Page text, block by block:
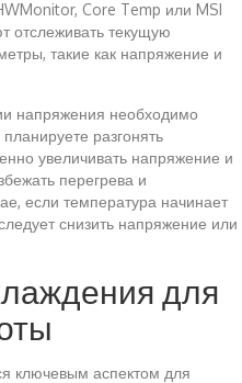
Core Temp или MSI
отслеживать текущую
такие как напряжение и
напряжения необходимо
разгонять
увеличивать напряжение и
перегрева и
если температура начинает
снизить напряжение или
для
ключевым аспектом для